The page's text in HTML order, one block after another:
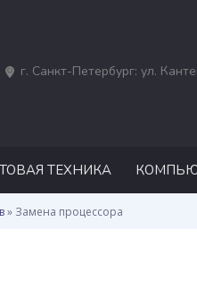
г. Санкт-Петербург: ул.
ТЕХНИКА
» Замена процессора